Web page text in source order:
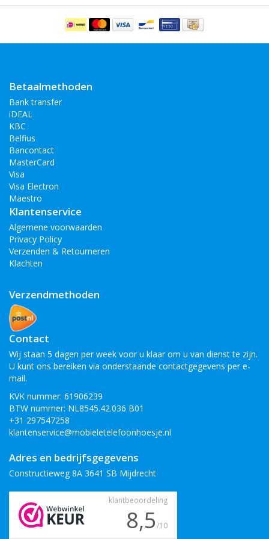
Bekijk ook:
Huawei Mate 20 X
Huawei P30 Pro
Betaalmethoden
Bank transfer
iDEAL
KBC
Belfius
Bancontact
MasterCard
Visa
Visa Electron
Maestro
Klantenservice
Algemene voorwaarden
Privacy Policy
Verzenden & Retourneren
Klachten
Verzendmethoden
Contact
Wij staan 5 dagen per week voor u klaar om u van dienst te zijn.
U kunt ons bereiken via onderstaande contactgegevens per e-
mail.
KVK nummer: 61906239
BTW nummer: NL8545.42.036 B01
+31 297547258
klantenservice@mobieletelefoonhoesje.nl
Adres en bedrijfsgegevens
Constructieweg 8A 3641 SB Mijdrecht